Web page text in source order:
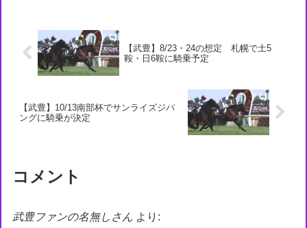
【武豊】8/23・24の想定 札幌で土5
鞍・日6鞍に騎乗予定
【武豊】10/13南部杯でサンライズジパ
ングに騎乗が決定
コメント
武豊ファンの名無しさん より: